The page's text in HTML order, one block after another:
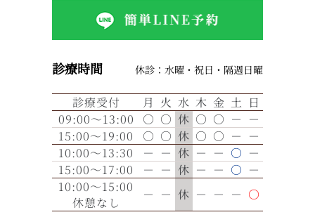
診療時間 休診：水曜・祝日・隔週日曜
診療受付 月 火 水 木 金 土 日
09:00～13:00
○ ○ 休 ○ ○ － －
15:00～19:00
○ ○ 休 ○ ○ － －
10:00～13:30
－ － 休 － － ○ －
15:00～17:00
－ － 休 － － ○ －
10:00～15:00
休憩なし
－ － 休 － － － ○